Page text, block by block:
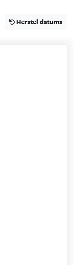
Herstel datums